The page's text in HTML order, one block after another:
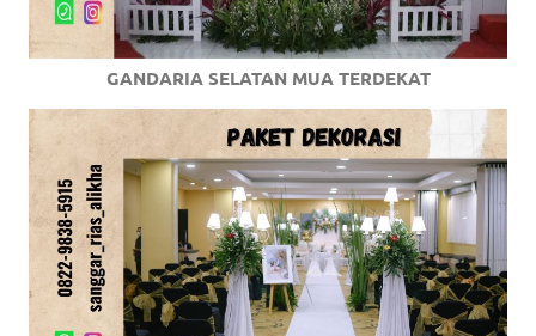
GANDARIA SELATAN MUA TERDEKAT